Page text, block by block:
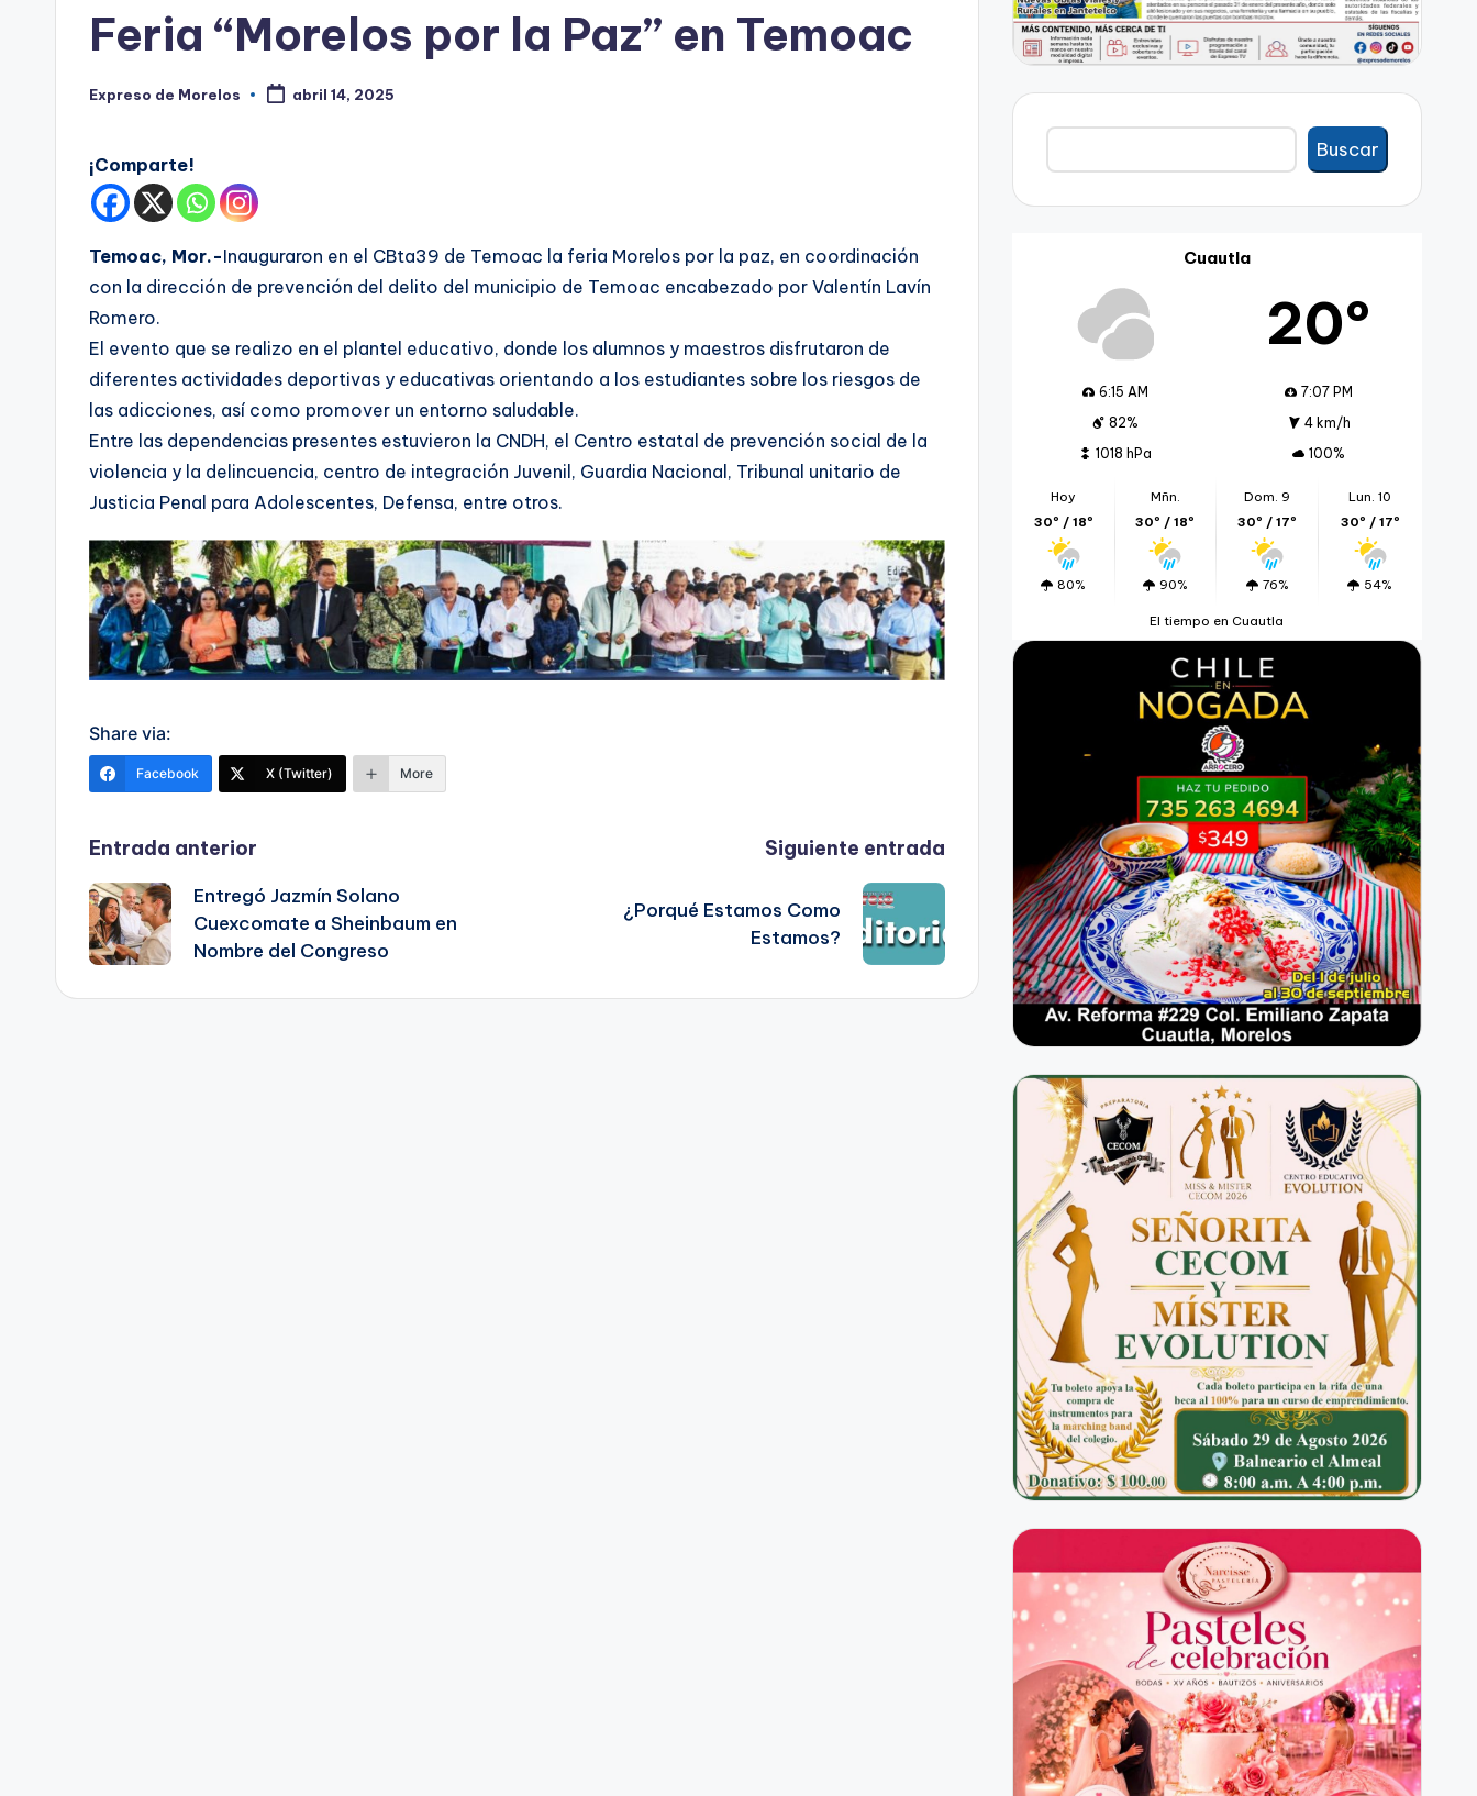
Feria “Morelos por la Paz” en Temoac
Publicado
Expreso de Morelos abril 14, 2025
¡Comparte!
Temoac, Mor.-Inauguraron en el CBta39 de Temoac la feria Morelos por la paz, en coordinación
con la dirección de prevención del delito del municipio de Temoac encabezado por Valentín Lavín
Romero.
El evento que se realizo en el plantel educativo, donde los alumnos y maestros disfrutaron de
diferentes actividades deportivas y educativas orientando a los estudiantes sobre los riesgos de
las adicciones, así como promover un entorno saludable.
Entre las dependencias presentes estuvieron la CNDH, el Centro estatal de prevención social de la
violencia y la delincuencia, centro de integración Juvenil, Guardia Nacional, Tribunal unitario de
Justicia Penal para Adolescentes, Defensa, entre otros.
Share via:
Facebook X (Twitter) More
Navegación
de
entradas
Entrada anterior
Entregó Jazmín Solano
Cuexcomate a Sheinbaum en
Nombre del Congreso
Siguiente entrada
¿Porqué Estamos Como
Estamos?
Buscar
Buscar
Cuautla
20º
6:15 AM
7:07 PM
82%
4 km/h
1018 hPa
100%
Hoy
30º / 18º
80%
Mñn.
30º / 18º
90%
Dom. 9
30º / 17º
76%
Lun. 10
30º / 17º
54%
El tiempo en Cuautla